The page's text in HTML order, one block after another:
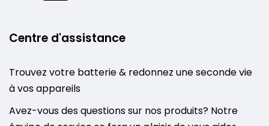
Centre d'assistance
Trouvez votre batterie & redonnez une seconde vie
à vos appareils
Avez-vous des questions sur nos produits? Notre